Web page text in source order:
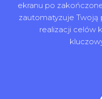
ekranu po
zautomatyzuje Twoją
realizacji celów